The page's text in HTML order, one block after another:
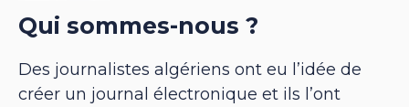
Qui sommes-nous ?
Des journalistes algériens ont eu l’idée de
créer un journal électronique et ils l’ont